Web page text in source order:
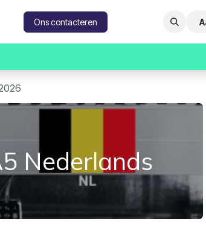
Ons contacteren
Nederlands